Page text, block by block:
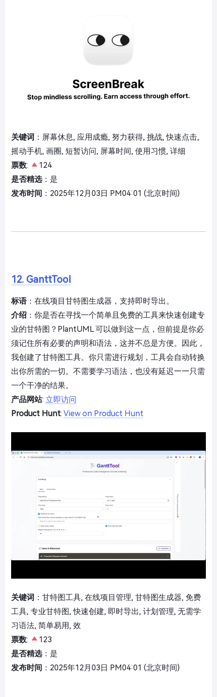
关键词 ：屏幕休息, 应用成瘾, 努力获得, 挑战, 快速点击,
摇动手机, 画圈, 短暂访问, 屏幕时间, 使用习惯, 详细
票数:
124
是否精选：是
发布时间 ：2025年12月03日 PM04:01 (北京时间)
12. GanttTool
标语：在线项目甘特图生成器，支持即时导出。
介绍 ：你是否在寻找一个简单且免费的工具来快速创建专
业的甘特图？PlantUML 可以做到这一点，但前提是你必
须记住所有必要的声明和语法，这并不总是方便。因此，
我创建了甘特图工具。你只需进行规划，工具会自动转换
出你所需的一切。不需要学习语法，也没有延迟——只需
一个干净的结果。
产品网站: 立即访问
Product Hunt: View on Product Hunt
关键词 ：甘特图工具, 在线项目管理, 甘特图生成器, 免费
工具, 专业甘特图, 快速创建, 即时导出, 计划管理, 无需学
习语法, 简单易用, 效
票数:
123
是否精选：是
发布时间 ：2025年12月03日 PM04:01 (北京时间)